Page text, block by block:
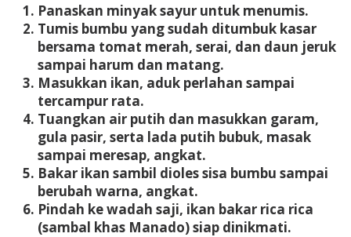
Panaskan minyak sayur untuk menumis.
Tumis bumbu yang sudah ditumbuk kasar
bersama tomat merah, serai, dan daun jeruk
sampai harum dan matang.
Masukkan ikan, aduk perlahan sampai
tercampur rata.
Tuangkan air putih dan masukkan garam,
gula pasir, serta lada putih bubuk, masak
sampai meresap, angkat.
Bakar ikan sambil dioles sisa bumbu sampai
berubah warna, angkat.
Pindah ke wadah saji, ikan bakar rica rica
(sambal khas Manado) siap dinikmati.